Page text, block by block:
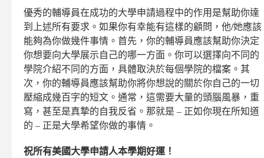
優秀的輔導員在成功的大學申請過程中的作用是幫助你達
到上述所有要求。如果你有幸能有這樣的顧問，他/她應該
能夠為你做幾件事情。首先，你的輔導員應該幫助你決定
你想要向大學展示自己的哪一方面。你可以選擇向不同的
學院介紹不同的方面，具體取決於每個學院的檔案。其
次，你的輔導員應該幫助你將你想說的關於你自己的一切
壓縮成幾百字的短文。通常，這需要大量的頭腦風暴，重
寫，甚至是真摯的自我反省。那就是 – 正如你現在所知道
的 – 正是大學希望你做的事情。
祝所有美國大學申請人本學期好運！